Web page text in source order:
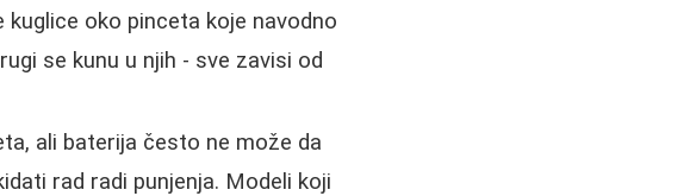
kuglice oko pinceta koje navodno
se kunu u njih - sve zavisi od
ali baterija često ne može da
rad radi punjenja. Modeli koji